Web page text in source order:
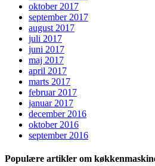
oktober 2017
september 2017
august 2017
juli 2017
juni 2017
maj 2017
april 2017
marts 2017
februar 2017
januar 2017
december 2016
oktober 2016
september 2016
Populære artikler om